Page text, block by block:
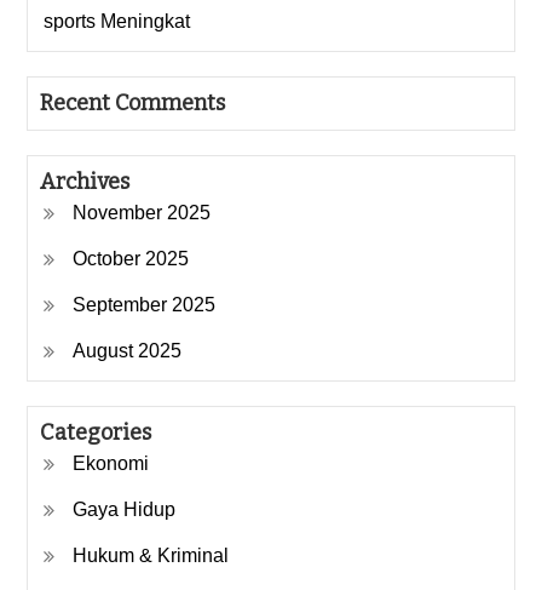
sports Meningkat
Recent Comments
Archives
November 2025
October 2025
September 2025
August 2025
Categories
Ekonomi
Gaya Hidup
Hukum & Kriminal